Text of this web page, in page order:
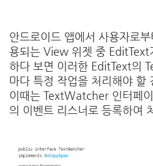
안드로이드 앱에서 사용자로
용되는 View 위젯 중 EditText
하다 보면 이러한 EditText의
마다 특정 작업을 처리해야 할
이때는 TextWatcher 인터페
의 이벤트 리스너로 등록하여